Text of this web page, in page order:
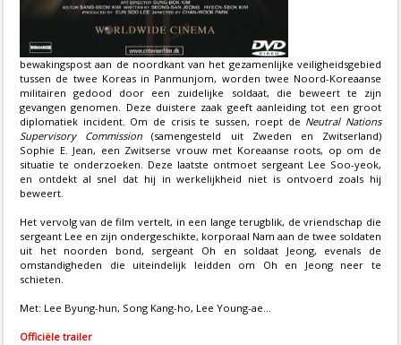
bewakingspost aan de noordkant van het gezamenlijke veiligheidsgebied
tussen de twee Koreas in Panmunjom, worden twee Noord-Koreaanse
militairen gedood door een zuidelijke soldaat, die beweert te zijn
gevangen genomen. Deze duistere zaak geeft aanleiding tot een groot
diplomatiek incident. Om de crisis te sussen, roept de Neutral Nations
Supervisory Commission (samengesteld uit Zweden en Zwitserland)
Sophie E. Jean, een Zwitserse vrouw met Koreaanse roots, op om de
situatie te onderzoeken. Deze laatste ontmoet sergeant Lee Soo-yeok,
en ontdekt al snel dat hij in werkelijkheid niet is ontvoerd zoals hij
beweert.
Het vervolg van de film vertelt, in een lange terugblik, de vriendschap die
sergeant Lee en zijn ondergeschikte, korporaal Nam aan de twee soldaten
uit het noorden bond, sergeant Oh en soldaat Jeong, evenals de
omstandigheden die uiteindelijk leidden om Oh en Jeong neer te
schieten.
Met: Lee Byung-hun, Song Kang-ho, Lee Young-ae...
Officiële trailer